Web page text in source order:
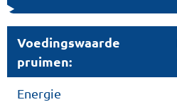
Voedingswaarde
pruimen:
Energie